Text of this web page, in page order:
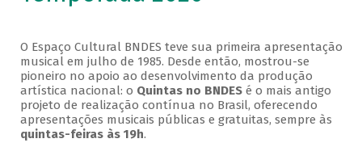
O Espaço Cultural BNDES teve sua primeira apresentação
musical em julho de 1985. Desde então, mostrou-se
pioneiro no apoio ao desenvolvimento da produção
artística nacional: o Quintas no BNDESé o mais antigo
projeto de realização contínua no Brasil, oferecendo
apresentações musicais públicas e gratuitas, sempre às
quintas-feiras às 19h.